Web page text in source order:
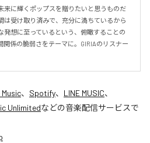
来に輝くポップスを贈りたいと思うものだ
は受け取り済みで、充分に満ちているから
発想に至っているという、俯瞰することの
係の脆弱さをテーマに。GIRIAのリスナー
、 Spotify、 LINE MUSIC、
Unlimitedなどの音楽配信サービスで